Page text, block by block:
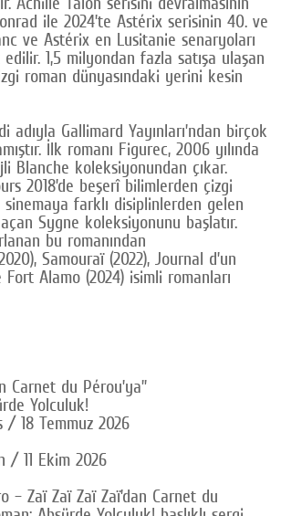
ile 2024’te Astérix serisinin 40. ve
ve Astérix en Lusitanie senaryoları
1,5 milyondan fazla satışa ulaşan
roman dünyasındaki yerini kesin
adıyla Gallimard Yayınları’ndan birçok
İlk romanı Figurec, 2006 yılında
Blanche koleksiyonundan çıkar.
2018’de beşerî bilimlerden çizgi
farklı disiplinlerden gelen
Sygne koleksiyonunu başlatır.
bu romanından
Samouraï (2022), Journal d’un
Alamo (2024) isimli romanları
Carnet du Pérou’ya”
Yolculuk!
/ 18 Temmuz 2026
/ 11 Ekim 2026
– Zaï Zaï Zaï Zaï’dan Carnet du